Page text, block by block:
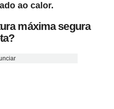
ao calor.
máxima segura